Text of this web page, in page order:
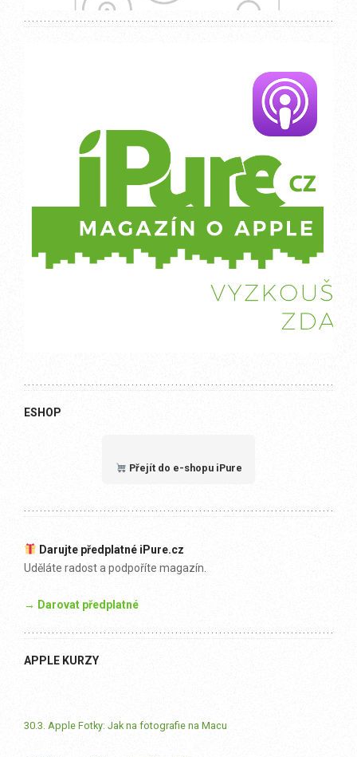
ESHOP
Přejít do e-shopu iPure
Darujte předplatné iPure.cz
Uděláte radost a podpoříte magazín.
→ Darovat předplatné
APPLE KURZY
30.3. Apple Fotky: Jak na fotografie na Macu